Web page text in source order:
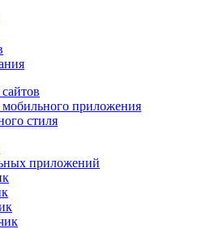
мобильного приложения
стиля
приложений